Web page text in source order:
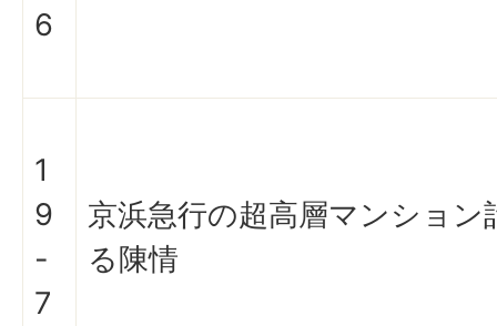
6
1
9
-
7
京浜急行の超高層マンション
る陳情